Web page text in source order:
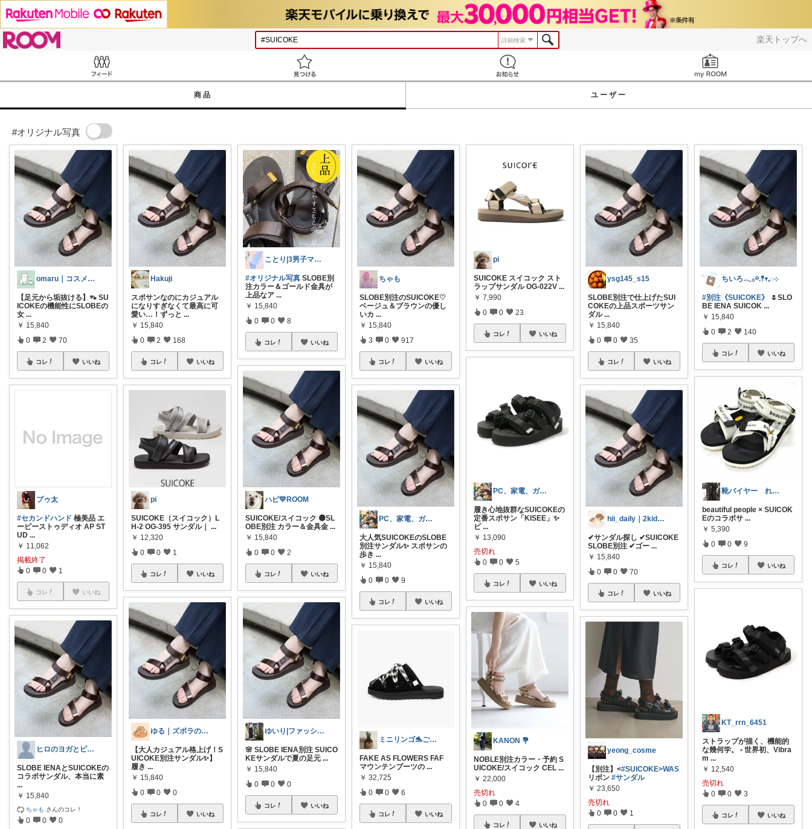
楽天トップへ
詳細検索
商品 ユーザー
#オリジナル写真
omaru｜コスメと大人女子の暮らし
【足元から垢抜ける】👡 SU
ICOKEの機能性にSLOBEの
女 ...
￥ 15,840
0 2 70
コレ いいね
プゥ太
#セカンドハンド 極美品 エ
ーピーストゥディオ AP ST
UD ...
￥ 11,062
掲載終了
0 0 1
コレ いいね
ヒロのヨガとピラティスで健康な世界へ
SLOBE IENAとSUICOKEの
コラボサンダル、本当に素
...
￥ 15,840
ちゃも さんのコレ！
0 0 0
Hakuji
スポサンなのにカジュアル
になりすぎなくて最高に可
愛い…！ずっと ...
￥ 15,840
0 2 168
コレ いいね
pi
SUICOKE（スイコック）L
H-2 OG-395 サンダル｜
...
￥ 12,320
0 0 1
コレ いいね
ゆる｜ズボラのちょいラク暮らし
【大人カジュアル格上げ！S
UICOKE別注サンダル✨】
履き ...
￥ 15,840
0 0 0
コレ いいね
ことり|3男子ママのRoom
#オリジナル写真 SLOBE別
注カラー＆ゴールド金具が
上品なア ...
￥ 15,840
0 0 8
コレ いいね
ハピ💛ROOM
SUICOKE/スイコック 🟠SL
OBE別注 カラー＆金具金 ...
￥ 15,840
0 0 2
コレ いいね
ゆいり|ファッション👗
🌸 SLOBE IENA別注 SUICO
KEサンダルで夏の足元 ...
￥ 15,840
0 0 0
コレ いいね
ちゃも
SLOBE別注のSUICOKE♡
ベージュ＆ブラウンの優し
いカ ...
￥ 15,840
3 0 917
コレ いいね
PC、家電、ガジェット🌹Misa
大人気SUICOKEのSLOBE
別注サンダル✨ スポサンの
歩き ...
￥ 15,840
0 0 9
コレ いいね
ミニリンゴ🐬ご縁に感謝🌻ありがとう
FAKE AS FLOWERS FAF
マウンテンブーツの ...
￥ 32,725
0 0 6
コレ いいね
pi
SUICOKE スイコック スト
ラップサンダル OG-022V ...
￥ 7,990
0 0 23
コレ いいね
PC、家電、ガジェット🌹Misa
履き心地抜群なSUICOKEの
定番スポサン「KISEE」✨
ビ ...
￥ 13,090
売切れ
0 0 5
コレ いいね
KANON 💐
NOBLE別注カラー・予約 S
UICOKE/スイコック CEL ...
￥ 22,000
売切れ
0 0 4
コレ いいね
ysg145_s15
SLOBE別注で仕上げたSUI
COKEの上品スポーツサン
ダル...
￥ 15,840
0 0 35
コレ いいね
hii_daily｜2kids🪴
✔︎サンダル探し ✔︎SUICOKE
SLOBE別注 ✔︎ゴー ...
￥ 15,840
0 0 70
コレ いいね
yeong_cosme
【別注】<#SUICOKE>WAS
リボン#サンダル
￥ 23,650
売切れ
0 0 1
ちいろ𓂃𓂂𖡼.𖤣𖥧𓈒◌܀
#別注《SUICOKE》
🌷SLO
BE IENA SUICOK ...
￥ 15,840
0 2 140
コレ いいね
靴バイヤー れるま
beautiful people × SUICOK
Eのコラボサ ...
￥ 5,390
0 0 9
コレ いいね
KT_rrn_6451
ストラップが描く、機能的
な幾何学。 ▫️ 世界初、Vibra
m ...
￥ 12,540
売切れ
0 0 3
コレ いいね